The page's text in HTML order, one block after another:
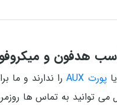
پورت AUX
توانید به تماس ها